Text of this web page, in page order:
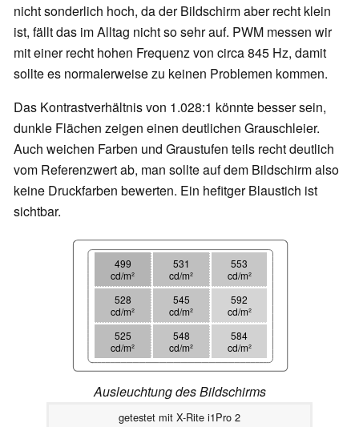
nicht sonderlich hoch, da der Bildschirm aber recht klein
ist, fällt das im Alltag nicht so sehr auf. PWM messen wir
mit einer recht hohen Frequenz von circa 845 Hz, damit
sollte es normalerweise zu keinen Problemen kommen.
Das Kontrastverhältnis von 1.028:1 könnte besser sein,
dunkle Flächen zeigen einen deutlichen Grauschleier.
Auch weichen Farben und Graustufen teils recht deutlich
vom Referenzwert ab, man sollte auf dem Bildschirm also
keine Druckfarben bewerten. Ein hefitger Blaustich ist
sichtbar.
499
cd/m²
531
cd/m²
553
cd/m²
528
cd/m²
545
cd/m²
592
cd/m²
525
cd/m²
548
cd/m²
584
cd/m²
Ausleuchtung des Bildschirms
getestet mit X-Rite i1Pro 2